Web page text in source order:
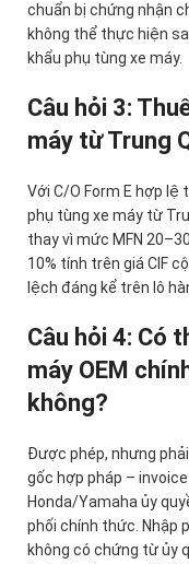
chuẩn bị chứng nhận
không thể thực hiện
khẩu phụ tùng xe máy.
Câu hỏi 3:
máy từ Trung
Với C/O Form E hợp lệ
phụ tùng xe máy từ
thay vì mức MFN
10% tính trên giá CIF
lệch đáng kể trên lô
Câu hỏi 4: Có
máy OEM
không?
Được phép, nhưng
gốc hợp pháp –
Honda/Yamaha ủy
phối chính thức. Nhập
không có chứng từ ủy